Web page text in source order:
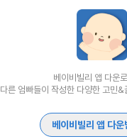
베이비빌리 앱 다운
다른 엄빠들이 작성한 다양한 고민
베이비빌리 앱 다운